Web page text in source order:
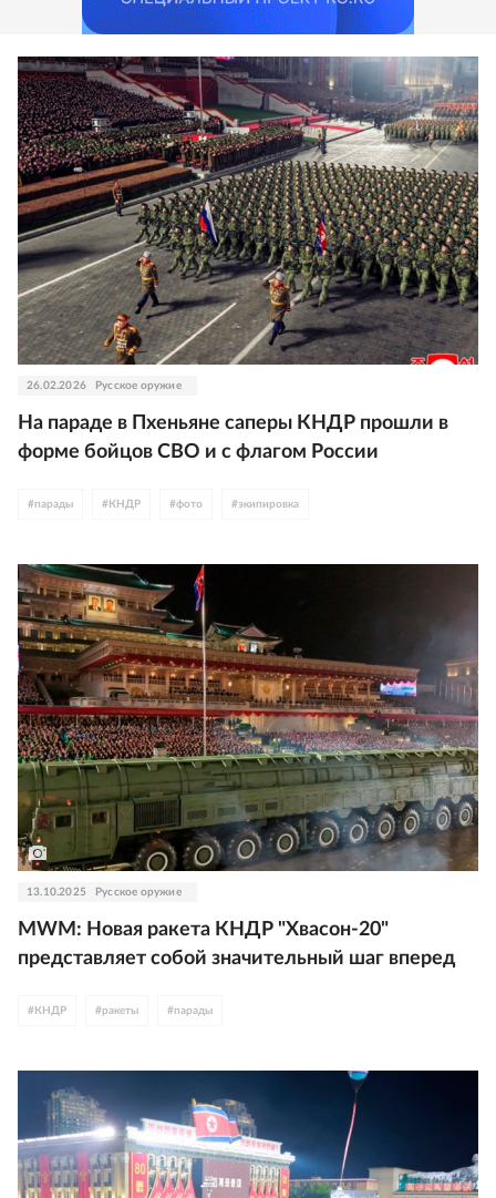
26.02.2026 Русское оружие
На параде в Пхеньяне саперы КНДР прошли в
форме бойцов СВО и с флагом России
#парады # КНДР #фото #экипировка
13.10.2025 Русское оружие
MWM: Новая ракета КНДР "Хвасон-20"
представляет собой значительный шаг вперед
# КНДР #ракеты #парады